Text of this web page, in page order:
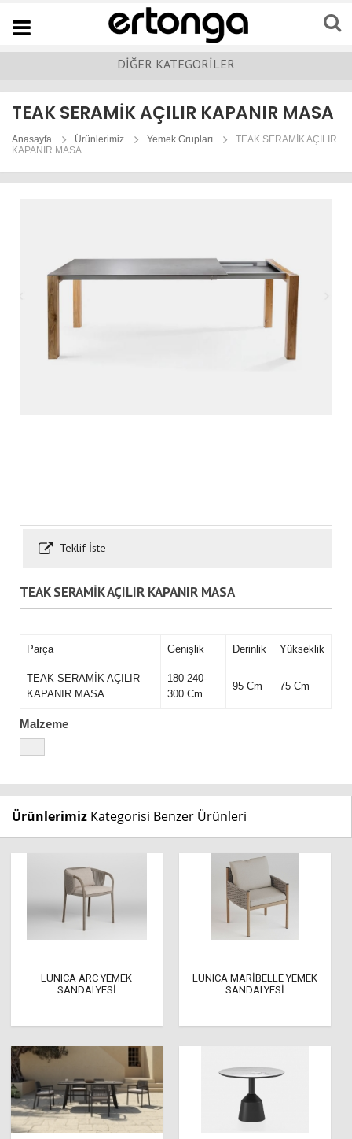
Navigation
DİĞER KATEGORİLER
TEAK SERAMİK AÇILIR KAPANIR MASA
Anasayfa Ürünlerimiz Yemek Grupları
TEAK SERAMİK AÇILIR
KAPANIR MASA
Teklif İste
TEAK SERAMİK AÇILIR KAPANIR MASA
Parça Genişlik Derinlik Yükseklik
TEAK SERAMİK AÇILIR
KAPANIR MASA
180-240-
300 Cm
95 Cm 75 Cm
Malzeme
Ürünlerimiz Kategorisi Benzer Ürünleri
LUNICA ARC YEMEK
SANDALYESİ
LUNICA MARİBELLE YEMEK
SANDALYESİ